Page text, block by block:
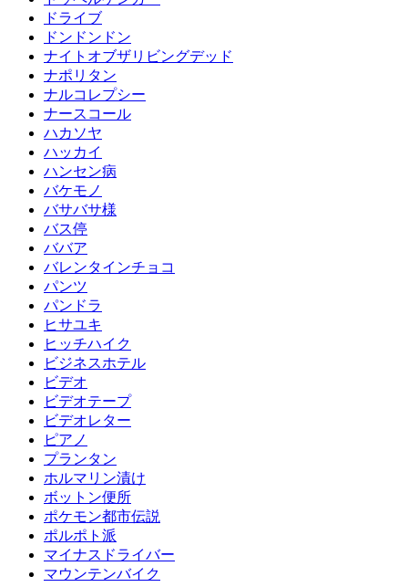
ドライブ
ドンドンドン
ナイトオブザリビングデッド
ナポリタン
ナルコレプシー
ナースコール
ハカソヤ
ハッカイ
ハンセン病
バケモノ
バサバサ様
バス停
ババア
バレンタインチョコ
パンツ
パンドラ
ヒサユキ
ヒッチハイク
ビジネスホテル
ビデオ
ビデオテープ
ビデオレター
ピアノ
プランタン
ホルマリン漬け
ボットン便所
ポケモン都市伝説
ポルポト派
マイナスドライバー
マウンテンバイク